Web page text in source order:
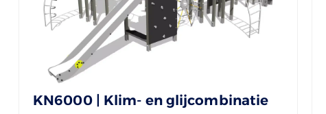
KN6000 | Klim- en glijcombinatie